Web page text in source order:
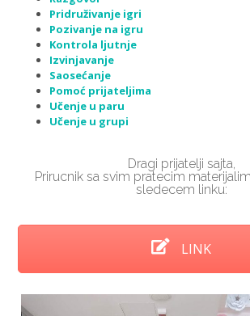
Pridruživanje igri
Pozivanje na igru
Kontrola ljutnje
Izvinjavanje
Saosećanje
Pomoć prijateljima
Učenje u paru
Učenje u grupi
Dragi prijatelji sajta,
Prirucnik sa svim pratecim
sledecem linku:
LINK